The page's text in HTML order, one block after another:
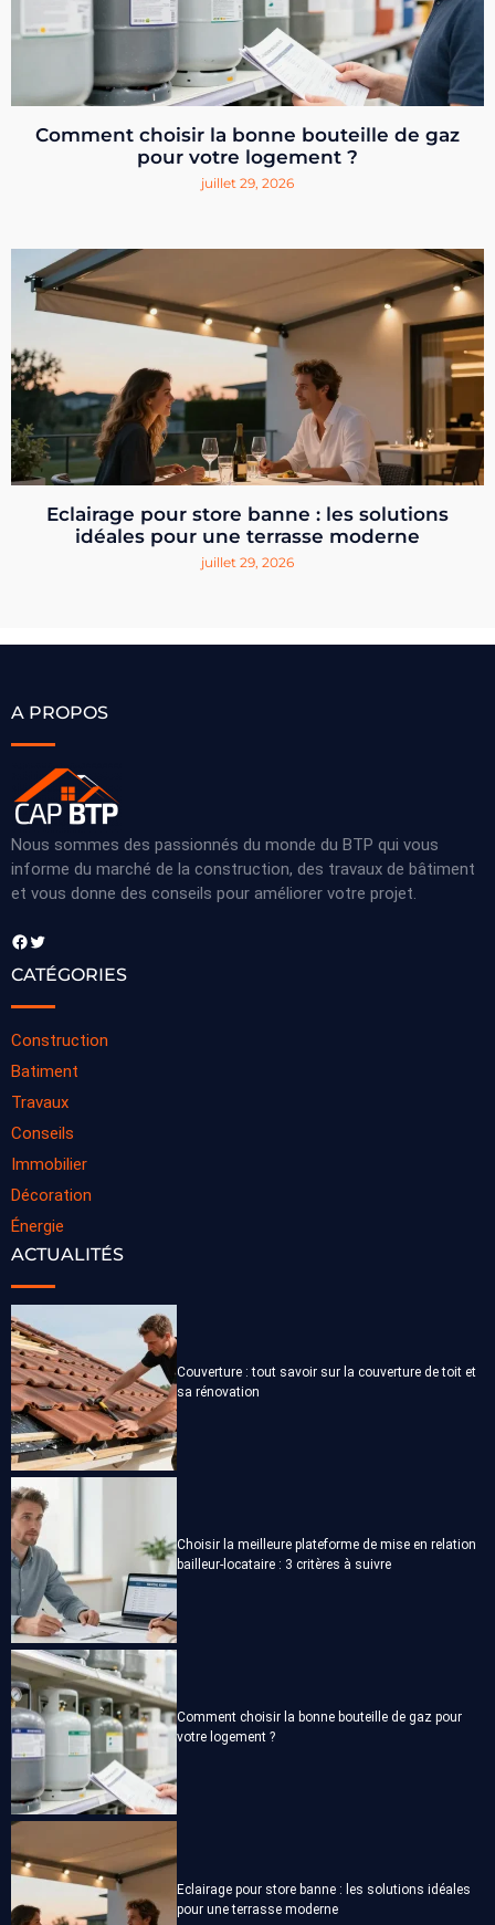
Comment choisir la bonne bouteille de gaz
pour votre logement ?
juillet 29, 2026
Eclairage pour store banne : les solutions
idéales pour une terrasse moderne
juillet 29, 2026
A PROPOS
Nous sommes des passionnés du monde du BTP qui vous
informe du marché de la construction, des travaux de bâtiment
et vous donne des conseils pour améliorer votre projet.
Facebook Twitter
CATÉGORIES
Construction
Batiment
Travaux
Conseils
Immobilier
Décoration
Énergie
ACTUALITÉS
Couverture : tout savoir sur la couverture de toit et
sa rénovation
Choisir la meilleure plateforme de mise en relation
bailleur-locataire : 3 critères à suivre
Comment choisir la bonne bouteille de gaz pour
votre logement ?
Eclairage pour store banne : les solutions idéales
pour une terrasse moderne